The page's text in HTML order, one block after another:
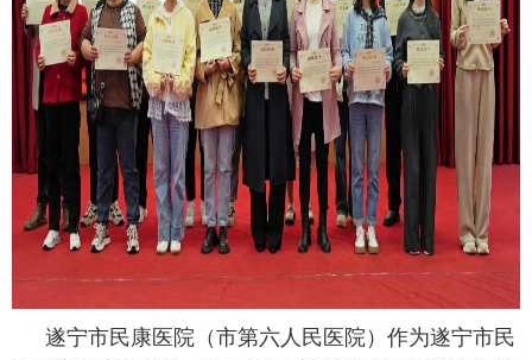
遂宁市民康医院（市第六人民医院）作为遂宁市民